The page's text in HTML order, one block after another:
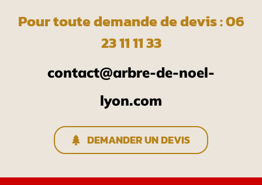
Pour toute demande de devis : 06
23 11 11 33
contact@arbre-de-noel-
lyon.com
DEMANDER UN DEVIS